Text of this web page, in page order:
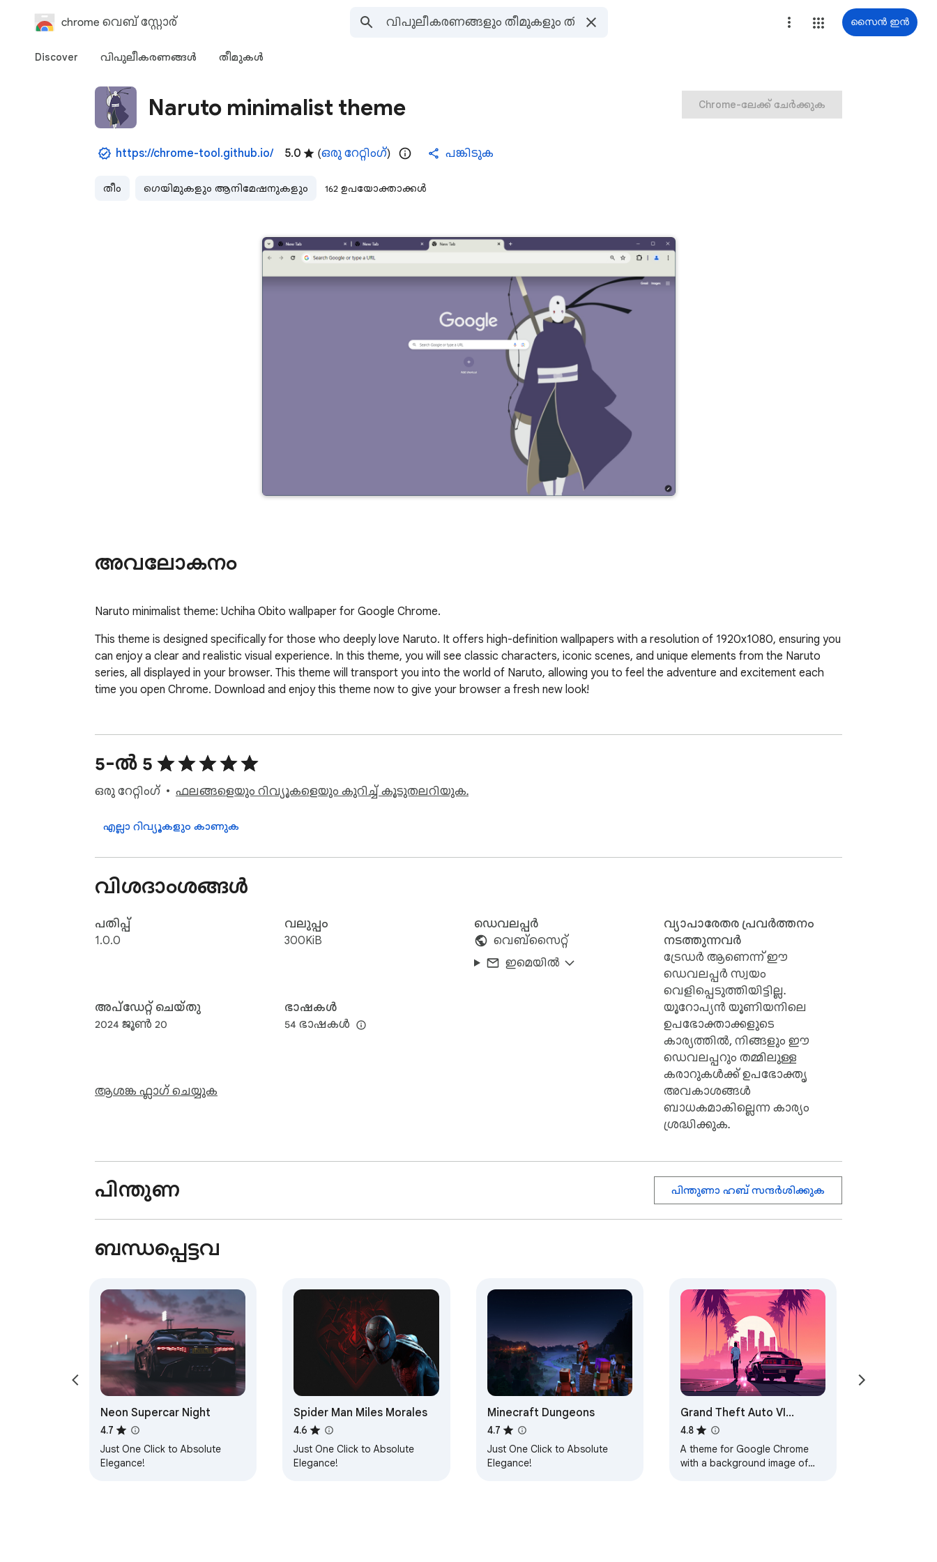
chrome വെബ് സ്റ്റോര്‍ സൈൻ ഇൻ
Discover വിപുലീകരണങ്ങള്‍ തീമുകള്‍‌
Naruto minimalist theme
https://chrome-tool.github.io/ 5.0 (ഒരു റേറ്റിംഗ്) പങ്കിടുക
തീം ഗെയിമുകളും ആനിമേഷനുകളും 162 ഉപയോക്താക്കൾ
Chrome-ലേക്ക് ചേർക്കുക
അവലോകനം
Naruto minimalist theme: Uchiha Obito wallpaper for Google Chrome.
This theme is designed specifically for those who deeply love Naruto. It offers high-definition wallpapers with a resolution of 1920x1080, ensuring you
can enjoy a clear and realistic visual experience. In this theme, you will see classic characters, iconic scenes, and unique elements from the Naruto
series, all displayed in your browser. This theme will transport you into the world of Naruto, allowing you to feel the adventure and excitement each
time you open Chrome. Download and enjoy this theme now to give your browser a fresh new look!
5-ൽ 5
ഒരു റേറ്റിംഗ് ഫലങ്ങളെയും റിവ്യൂകളെയും കുറിച്ച് കൂടുതലറിയുക.
എല്ലാ റിവ്യൂകളും കാണുക
വിശദാംശങ്ങൾ
പതിപ്പ്
1.0.0
അപ്‌ഡേറ്റ് ചെയ്‌തു
2024 ജൂൺ 20
ആശങ്ക ഫ്ലാഗ് ചെയ്യുക
വലുപ്പം
300KiB
ഭാഷകൾ
54 ഭാഷകൾ
ഡെവലപ്പർ
വെബ്‌സൈറ്റ്
ഇമെയിൽ
വ്യാപാരേതര പ്രവർത്തനം
നടത്തുന്നവർ
ട്രേഡർ ആണെന്ന് ഈ
ഡെവലപ്പർ സ്വയം
വെളിപ്പെടുത്തിയിട്ടില്ല.
യൂറോപ്യൻ യൂണിയനിലെ
ഉപഭോക്താക്കളുടെ
കാര്യത്തിൽ, നിങ്ങളും ഈ
ഡെവലപ്പറും തമ്മിലുള്ള
കരാറുകൾക്ക് ഉപഭോക്തൃ
അവകാശങ്ങൾ
ബാധകമാകില്ലെന്ന കാര്യം
ശ്രദ്ധിക്കുക.
പിന്തുണ പിന്തുണാ ഹബ് സന്ദർശിക്കുക
ബന്ധപ്പെട്ടവ
Neon Supercar Night
4.7
Just One Click to Absolute
Elegance!
Spider Man Miles Morales
4.6
Just One Click to Absolute
Elegance!
Minecraft Dungeons
4.7
Just One Click to Absolute
Elegance!
Grand Theft Auto VI
Browser Theme
4.8
A theme for Google Chrome
with a background image of